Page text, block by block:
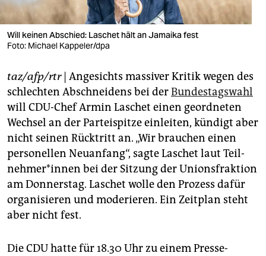
verlag
verlag
shop
fragen & hilfe
unterstützen
abo
genossenschaft
epaper login
Will keinen Abschied: Laschet hält an Jamaika fest
Foto: Michael Kappeler/dpa
taz/afp/rtr| Angesichts massiver Kritik wegen des
schlechten Abschneidens bei derBundestagswahl
will CDU-Chef Armin Laschet einen geordneten
Wechsel an der Parteispitze einleiten, kündigt aber
nicht seinen Rücktritt an. „Wir brauchen einen
personellen Neuanfang“, sagte Laschet laut Teil­
neh­me­r*in­nen bei der Sitzung der Unionsfraktion
am Donnerstag. Laschet wolle den Prozess dafür
organisieren und moderieren. Ein Zeitplan steht
aber nicht fest.
Die CDU hatte für 18.30 Uhr zu einem Presse-